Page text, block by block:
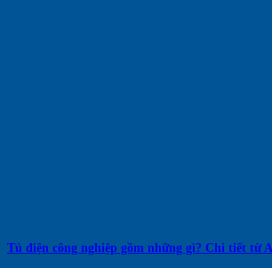
Tủ điện công nghiệp gồm những gì? Chi tiết từ